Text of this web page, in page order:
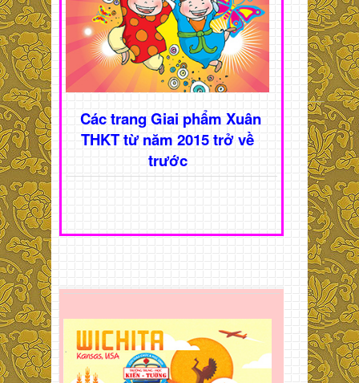
Các trang Giai phẩm Xuân
THKT từ năm 2015 trở về
trước